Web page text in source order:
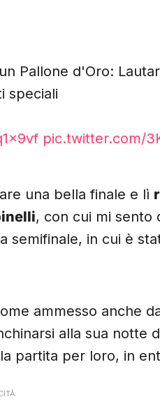
Pallone d'Oro:
speciali
pic.twitter.com/
una bella finale e lì
, con cui mi sento
semifinale, in cui è
ammesso anche
alla sua notte
partita per loro, in